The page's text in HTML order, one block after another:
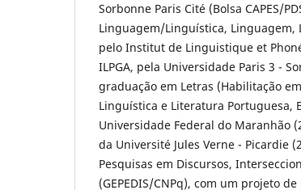
Sorbonne Paris Cité (Bolsa CAPES/
Linguagem/Linguística, Linguagem,
pelo Institut de Linguistique et
ILPGA, pela Universidade Paris 3 -
graduação em Letras (Habilitação
Linguística e Literatura Portuguesa,
Universidade Federal do Maranhão
da Université Jules Verne - Picardie
Pesquisas em Discursos,
(GEPEDIS/CNPq), com um projeto